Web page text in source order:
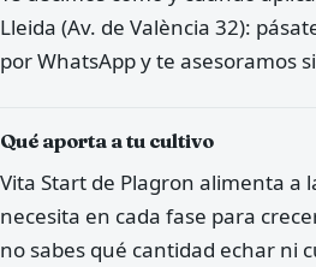
Lleida (Av. de València 32):
por WhatsApp y te asesoramos
Qué aporta a tu cultivo
Vita Start de Plagron alimenta a
necesita en cada fase para
no sabes qué cantidad echar ni